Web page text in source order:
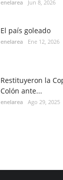
enelarea Jun 8, 2026
El país goleado
enelarea Ene 12, 2026
Restituyeron la
Colón ante...
enelarea Ago 29, 2025